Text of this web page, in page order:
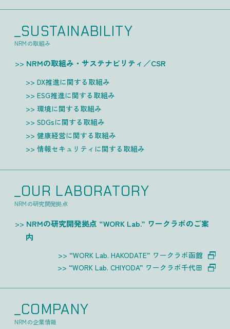
_SUSTAINABILITY
NRMの取組み
NRMの取組み・サステナビリティ／CSR
DX推進に関する取組み
ESG推進に関する取組み
環境に関する取組み
SDGsに関する取組み
健康経営に関する取組み
情報セキュリティに関する取組み
_OUR LABORATORY
NRMの研究開発拠点
NRMの研究開発拠点 “WORK Lab.” ワークラボのご案
内
“WORK Lab. HAKODATE” ワークラボ函館
“WORK Lab. CHIYODA” ワークラボ千代田
_COMPANY
NRMの企業情報